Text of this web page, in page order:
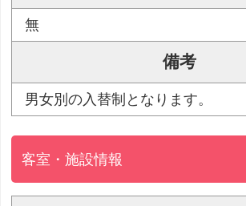
無
備考
男女別の入替制となります。
客室・施設情報